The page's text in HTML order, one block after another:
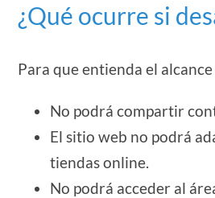
¿Qué ocurre si
Para que entienda el
No podrá compartir
El sitio web no podrá
tiendas online.
No podrá acceder al